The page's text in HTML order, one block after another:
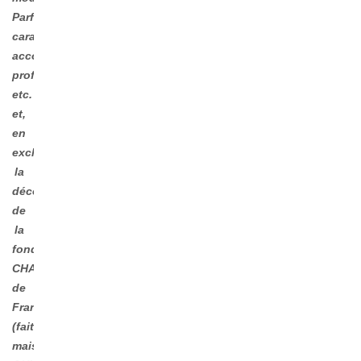
Parfums,
caramels,
accompagnements
professionnels,
etc.
et,
en
exclusivité,
la
découverte
de
la
fondue
CHAMPIONNE
de
France
(faite,
mais